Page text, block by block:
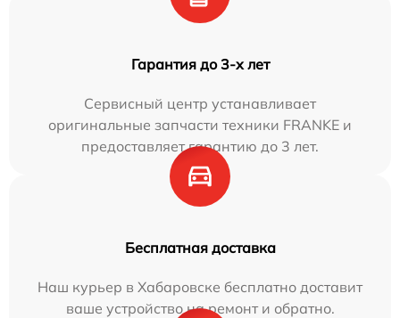
Гарантия до 3-х лет
Сервисный центр устанавливает
оригинальные запчасти техники FRANKE и
предоставляет гарантию до 3 лет.
Бесплатная доставка
Наш курьер в Хабаровске бесплатно доставит
ваше устройство на ремонт и обратно.